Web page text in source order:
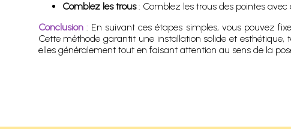
Comblez les trous: Comblez les trous des pointes
Conclusion: En suivant ces étapes simples, vous pouvez
Cette méthode garantit une installation solide et
elles généralement tout en faisant attention au sens de la